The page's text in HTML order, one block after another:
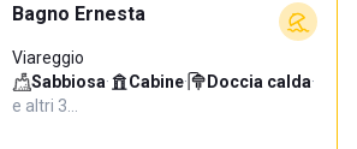
Bagno Ernesta
Viareggio
Sabbiosa· Cabine· Doccia calda·
e altri 3…